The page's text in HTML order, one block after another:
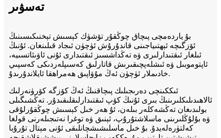
تەسۋىر
بۇ ياردەمچى پىچاق چوڭقۇر تۆشۈك كېسىش تېخنىكىسىنىڭ
ئۆزگىچە ئېھتىياجىنى قاندۇرۇش ئۈچۈن ئىجاد قىلىنغان. ئۇنىڭ
ئىلغار ئىقتىدارلىرى ۋە تەڭداشسىز ئىقتىدارى ئۇنى ئاۋىئاتسىيە،
ئاپتوموبىل ۋە ئىشلەپچىقىرىش قاتارلىق كەسىپلەردىكى كەسپىي
خادىملار ئۈچۈن ئەڭ مۇۋاپىق ھەمراھقا ئايلاندۇرىدۇ.
ئىككىنچى دەرىجىلىك پىچاقنىڭ ئەڭ كۆزگە كۆرۈنەرلىك
ئالاھىدىلىكلىرىنىڭ بىرى ئۇنىڭ كۆپ ئىقتىدارلىقلىقىدۇر. تەڭشىگىلى
بولىدىغان تەڭشەكلەر بىلەن، ئۇ ھەر خىل كېسىش چوڭقۇرلۇقى
ۋە بۇلۇڭلىرىنى ماسلاشتۇرۇپ، ئېنىق ۋە توغرا نەتىجىلەرنى قولغا
كەلتۈرەلەيدۇ. بۇ خىل ماسلىشىشچانلىقى ئۇنى مېتال تۇرۇبا